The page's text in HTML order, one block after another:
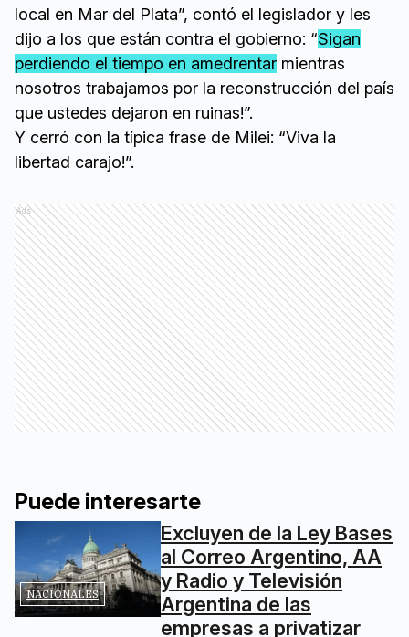
local en Mar del Plata”, contó el legislador y les
dijo a los que están contra el gobierno: “Sigan
perdiendo el tiempo en amedrentar mientras
nosotros trabajamos por la reconstrucción del país
que ustedes dejaron en ruinas!”.
Y cerró con la típica frase de Milei: “Viva la
libertad carajo!”.
Ads
Puede interesarte
NACIONALES
Excluyen de la Ley Bases
al Correo Argentino, AA
y Radio y Televisión
Argentina de las
empresas a privatizar